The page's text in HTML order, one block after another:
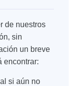
de nuestros
sin
un breve
encontrar:
si aún no